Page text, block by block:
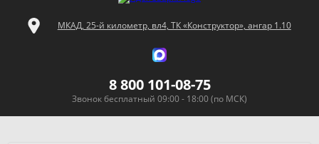
МКАД, 25-й километр, вл4, ТК «Конструктор», ангар 1.10
8 800 101-08-75
Звонок бесплатный 09:00 - 18:00 (по МСК)